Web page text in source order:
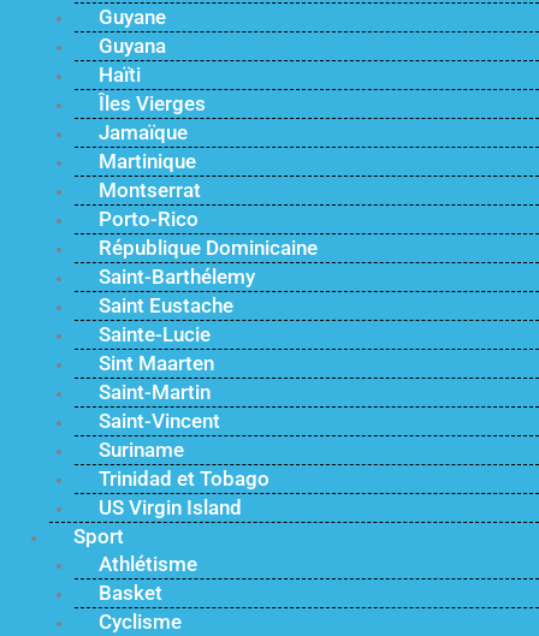
Guyane
Guyana
Haïti
Îles Vierges
Jamaïque
Martinique
Montserrat
Porto-Rico
République Dominicaine
Saint-Barthélemy
Saint Eustache
Sainte-Lucie
Sint Maarten
Saint-Martin
Saint-Vincent
Suriname
Trinidad et Tobago
US Virgin Island
Sport
Athlétisme
Basket
Cyclisme